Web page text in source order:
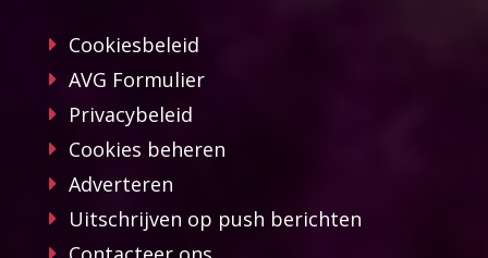
Cookiesbeleid
AVG Formulier
Privacybeleid
Cookies beheren
Adverteren
Uitschrijven op push berichten